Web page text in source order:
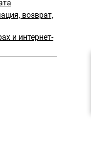
возврат,
и интернет-